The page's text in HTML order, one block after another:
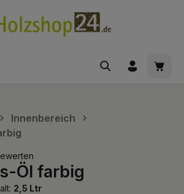
Innenbereich
von 0 von 5 Sternen
Öl farbig
2,5 Ltr